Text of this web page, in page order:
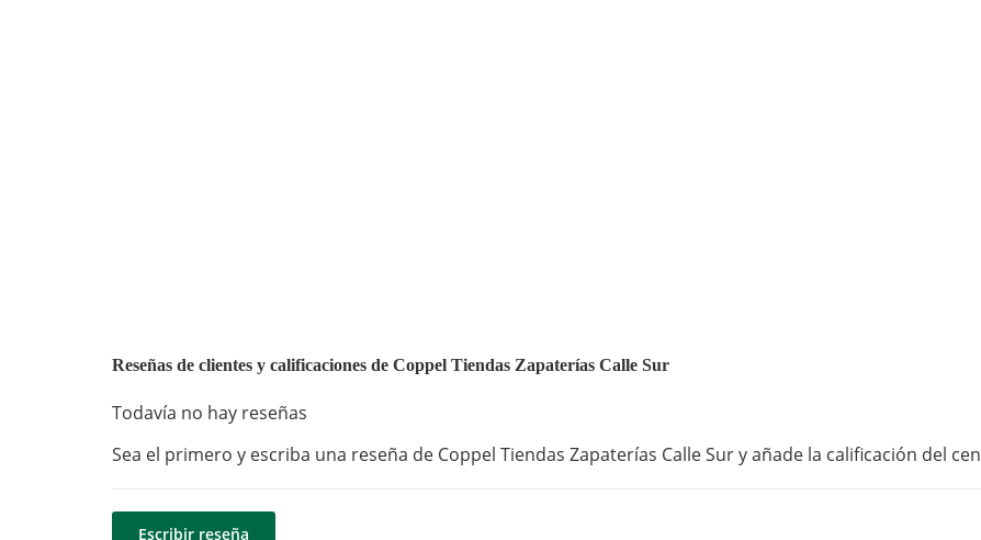
Reseñas de clientes y calificaciones de Coppel Tiendas Zapaterías Calle Sur
Todavía no hay reseñas
Sea el primero y escriba una reseña de Coppel Tiendas Zapaterías Calle Sur y añade la calificación del
Escribir reseña